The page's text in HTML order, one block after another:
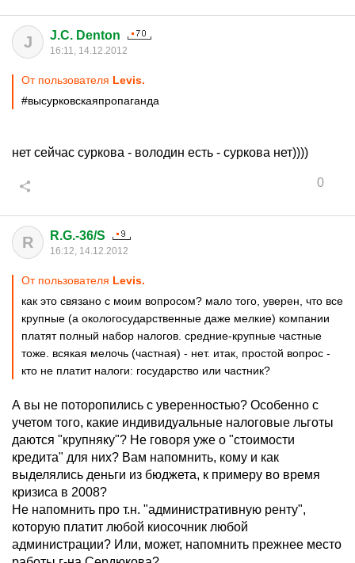
J J.C. Denton
16:11, 14.12.2012
От пользователя Levis.
#высурковскаяпропаганда
нет сейчас суркова - володин есть - суркова нет))))
0
R R.G.-36/S
16:12, 14.12.2012
От пользователя Levis.
как это связано с моим вопросом? мало того, уверен, что все
крупные (а окологосударственные даже мелкие) компании
платят полный набор налогов. средние-крупные частные
тоже. всякая мелочь (частная) - нет. итак, простой вопрос -
кто не платит налоги: государство или частник?
А вы не поторопились с уверенностью? Особенно с
учетом того, какие индивидуальные налоговые льготы
даются "крупняку"? Не говоря уже о "стоимости
кредита" для них? Вам напомнить, кому и как
выделялись деньги из бюджета, к примеру во время
кризиса в 2008?
Не напомнить про т.н. "административную ренту",
которую платит любой киосочник любой
администрации? Или, может, напомнить прежнее место